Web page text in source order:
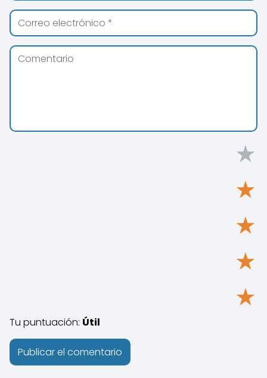
★
★
★
★
★
Tu puntuación: Útil